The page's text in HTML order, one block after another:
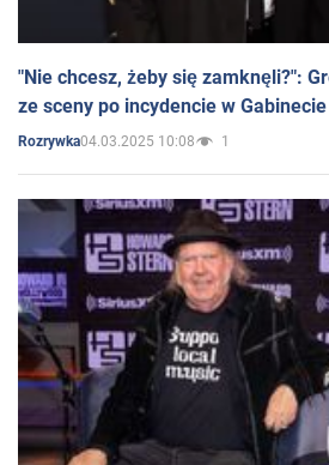
"Nie chcesz, żeby się zamknęli?":
ze sceny po incydencie w
Rozrywka04.03.2025 10:08 1